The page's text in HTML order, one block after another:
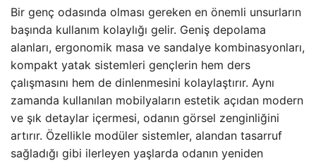
Bir genç odasında olması gereken en önemli unsurların
başında kullanım kolaylığı gelir. Geniş depolama
alanları, ergonomik masa ve sandalye kombinasyonları,
kompakt yatak sistemleri gençlerin hem ders
çalışmasını hem de dinlenmesini kolaylaştırır. Aynı
zamanda kullanılan mobilyaların estetik açıdan modern
ve şık detaylar içermesi, odanın görsel zenginliğini
artırır. Özellikle modüler sistemler, alandan tasarruf
sağladığı gibi ilerleyen yaşlarda odanın yeniden